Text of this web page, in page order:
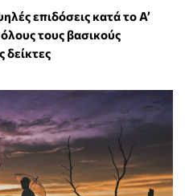
επιδόσεις κατά το Α’
τους βασικούς
δείκτες